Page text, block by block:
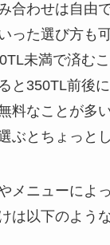
合わせは自由
った選び方も
未満で済むこ
と350TL前後
料なことが多
ぶとちょっと
メニューによ
は以下のような